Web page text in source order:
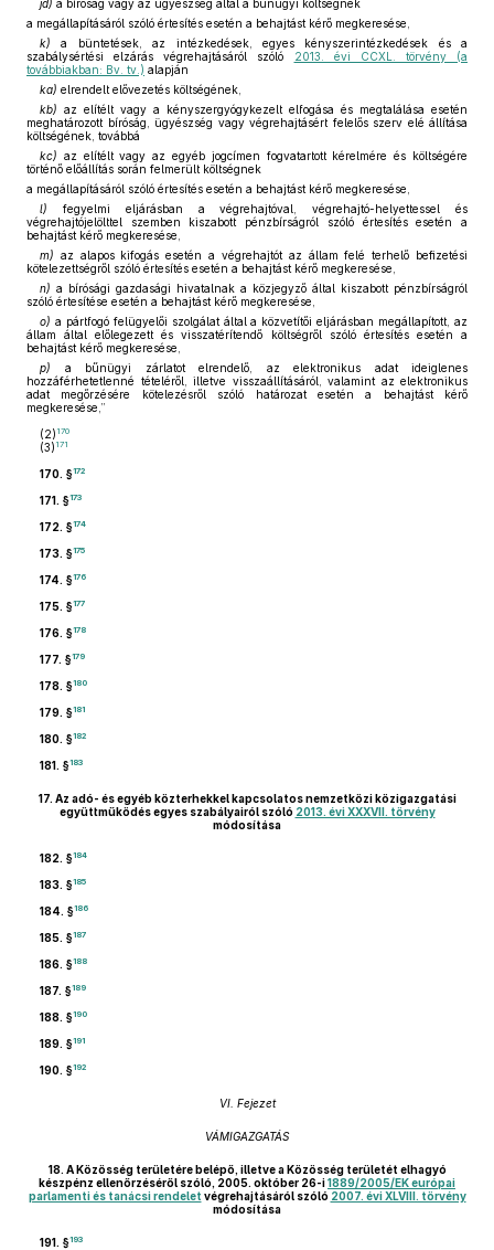
jd) a bíróság vagy az ügyészség által a bűnügyi költségnek
a megállapításáról szóló értesítés esetén a behajtást kérő megkeresése,
k) a büntetések, az intézkedések, egyes kényszerintézkedések és a
szabálysértési elzárás végrehajtásáról szóló
2013. évi CCXL. törvény (a
továbbiakban: Bv. tv.) alapján
ka) elrendelt elővezetés költségének,
kb) az elítélt vagy a kényszergyógykezelt elfogása és megtalálása esetén
meghatározott bíróság, ügyészség vagy végrehajtásért felelős szerv elé állítása
költségének, továbbá
kc) az elítélt vagy az egyéb jogcímen fogvatartott kérelmére és költségére
történő előállítás során felmerült költségnek
a megállapításáról szóló értesítés esetén a behajtást kérő megkeresése,
l) fegyelmi eljárásban a végrehajtóval, végrehajtó-helyettessel és
végrehajtójelölttel szemben kiszabott pénzbírságról szóló értesítés esetén a
behajtást kérő megkeresése,
m) az alapos kifogás esetén a végrehajtót az állam felé terhelő befizetési
kötelezettségről szóló értesítés esetén a behajtást kérő megkeresése,
n) a bírósági gazdasági hivatalnak a közjegyző által kiszabott pénzbírságról
szóló értesítése esetén a behajtást kérő megkeresése,
o) a pártfogó felügyelői szolgálat által a közvetítői eljárásban megállapított, az
állam által előlegezett és visszatérítendő költségről szóló értesítés esetén a
behajtást kérő megkeresése,
p) a bűnügyi zárlatot elrendelő, az elektronikus adat ideiglenes
hozzáférhetetlenné tételéről, illetve visszaállításáról, valamint az elektronikus
adat megőrzésére kötelezésről szóló határozat esetén a behajtást kérő
megkeresése,”
(2) 170
(3) 171
170. §172
171. §173
172. §174
173. §175
174. §176
175. §177
176. §178
177. §179
178. §180
179. §181
180. §182
181. §183
17. Az adó- és egyéb közterhekkel kapcsolatos nemzetközi közigazgatási
együttműködés egyes szabályairól szóló 2013. évi XXXVII. törvény
módosítása
182. §184
183. §185
184. §186
185. §187
186. §188
187. §189
188. §190
189. §191
190. §192
VI. Fejezet
VÁMIGAZGATÁS
18. A Közösség területére belépő, illetve a Közösség területét elhagyó
készpénz ellenőrzéséről szóló, 2005. október 26-i1889/2005/EK európai
parlamenti és tanácsi rendelet végrehajtásáról szóló 2007. évi XLVIII. törvény
módosítása
191. §193